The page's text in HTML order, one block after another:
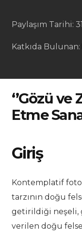
Paylaşım Tarihi:
Katkıda Bulunan:
‘’Gözü
Etme
Giriş
Kontemplatif
tarzının doğu
getirildiği neşeli,
verilen doğu